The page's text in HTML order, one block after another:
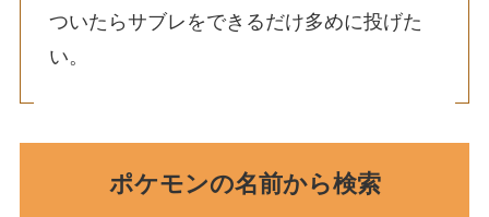
ついたらサブレをできるだけ多めに投げた
い。
ポケモンの名前から検索